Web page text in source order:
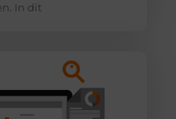
In dit